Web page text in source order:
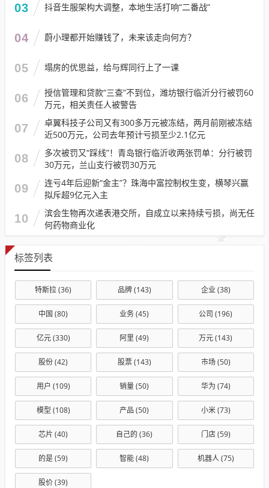
03 抖音生服架构大调整，本地生活打响“二番战”
04 蔚小理都开始赚钱了，未来该走向何方？
05 塌房的优思益，给与辉同行上了一课
06
授信管理和贷款“三查”不到位，潍坊银行临沂分行被罚60
万元，相关责任人被警告
07
卓翼科技子公司又有300多万元被冻结，两月前刚被冻结
近500万元，公司去年预计亏损至少2.1亿元
08
多次被罚又“踩线”！青岛银行临沂收两张罚单：分行被罚
30万元，兰山支行被罚30万元
09
连亏4年后迎新“金主”？珠海中富控制权生变，横琴兴赢
拟斥超9亿元入主
10
滨会生物再次递表港交所，自成立以来持续亏损，尚无任
何药物商业化
标签列表
特斯拉(36) 品牌(143) 企业(38)
中国 (80) 业务(45) 公司 (196)
亿元(330) 阿里 (49) 万元(143)
股份(42) 股票(143) 市场(50)
用户 (109) 销量(50) 华为 (74)
模型 (108) 产品 (50) 小米(73)
芯片 (40) 自己的 (36) 门店(59)
的是(59) 智能(48) 机器人(75)
股价(39)